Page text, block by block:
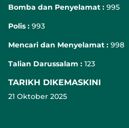
Bomba dan Penyelamat : 995
Polis : 993
Mencari dan Menyelamat : 998
Talian Darussalam : 123
TARIKH DIKEMASKINI
21 Oktober 2025